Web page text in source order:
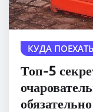
КУДА ПОЕХАТЬ
Топ-5